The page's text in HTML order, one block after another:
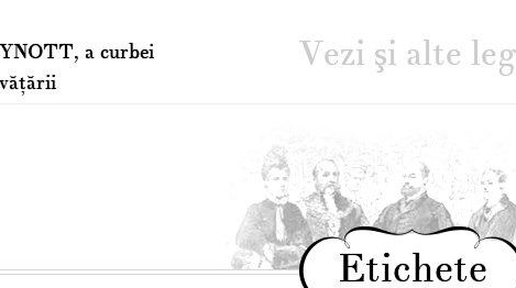
a curbei
Vezi şi alte
Etichete